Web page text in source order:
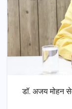
डॉ. अजय मोहन